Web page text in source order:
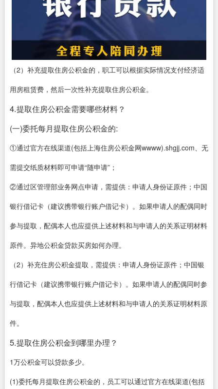
（2）补充提取住房公积金的，职工可以根据实际情况支付经济适
用房租赁费，然后一次性补充提取住房公积金。
4.提取住房公积金需要哪些材料？
(一)委托每月提取住房公积金的:
①通过官方在线渠道(包括上海住房公积金网wwww).shgjj.com、无
需提交纸质材料即可申请“随申请”；
②通过区管理部业务网点申请，需提供：申请人身份证原件；中国
银行借记卡（建议携带银行账户借记卡）。如果申请人的配偶同时
参与提取，配偶本人也应提供上述材料和与申请人的关系证明材料
原件。异地公积金贷款买房如何办理。
（2）补充住房公积金提取，需提供：申请人身份证原件；中国银
行借记卡（建议携带银行账户借记卡）。如果申请人的配偶同时参
与提取，配偶本人也应提供上述材料和与申请人的关系证明材料原
件。
5.提取住房公积金到哪里办理？
1万公积金可以贷款多少。
(1)委托每月提取住房公积金的，员工可以通过官方在线渠道(包括